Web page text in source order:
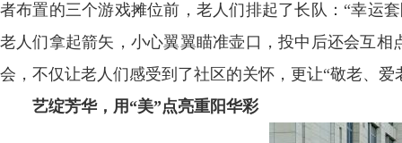
者布置的三个游戏摊位前，老人们排起了长队：“幸运
老人们拿起箭矢，小心翼翼瞄准壶口，投中后还会互
会，不仅让老人们感受到了社区的关怀，更让“敬老、
艺绽芳华，用“美”点亮重阳华彩